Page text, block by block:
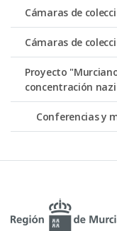
Cámaras de
Cámaras de
Proyecto
concentración
Conferencias y